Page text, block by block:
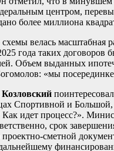
центром,
более миллиона
велась масштабная
года таких договоров
Объем выданных
«мы
Спортивной и
идет процесс?».
срок
сметной